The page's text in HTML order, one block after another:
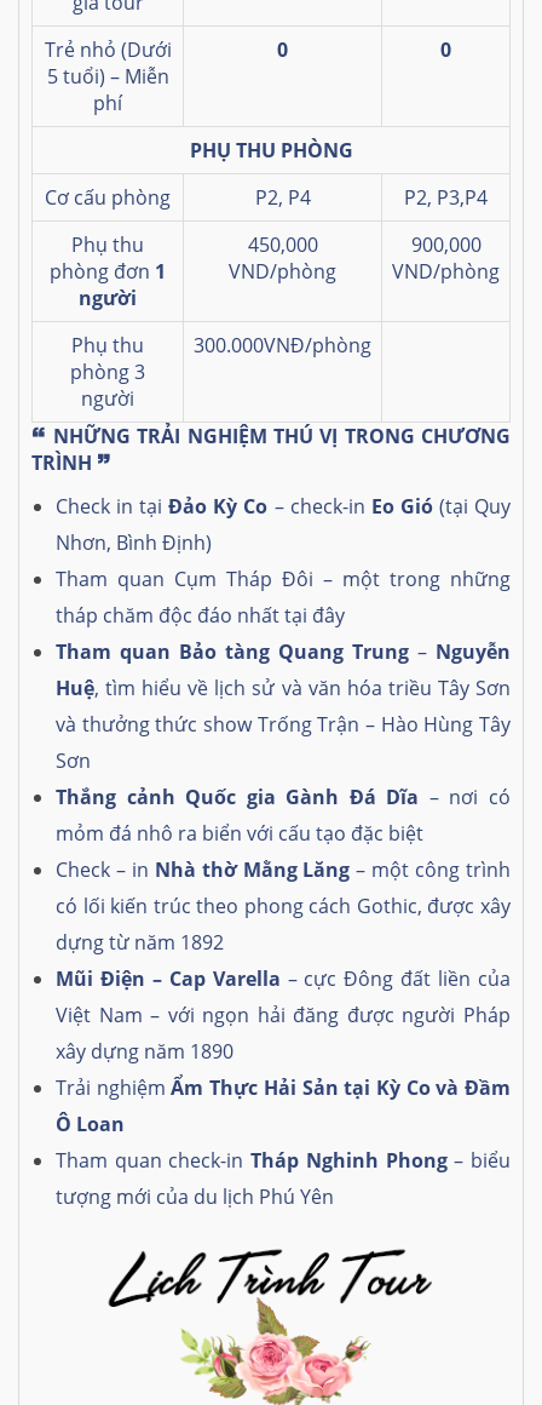
Trẻ nhỏ (Dưới
5 tuổi) – Miễn
phí
0 0
PHỤ THU PHÒNG
Cơ cấu phòng
P2, P4
P2, P3,P4
Phụ thu
phòng đơn 1
người
450,000
VND/phòng
900,000
VND/phòng
Phụ thu
phòng 3
người
300.000VNĐ/phòng
🙶 NHỮNG TRẢI NGHIỆM THÚ VỊ TRONG CHƯƠNG
TRÌNH 🙷
Check in tại Đảo Kỳ Co – check-in Eo Gió(tại Quy
Nhơn, Bình Định)
Tham quan Cụm Tháp Đôi – một trong những
tháp chăm độc đáo nhất tại đây
Tham quan Bảo tàng Quang Trung – Nguyễn
Huệ, tìm hiểu về lịch sử và văn hóa triều Tây Sơn
và thưởng thức show Trống Trận – Hào Hùng Tây
Sơn
Thắng cảnh Quốc gia Gành Đá Dĩa – nơi có
mỏm đá nhô ra biển với cấu tạo đặc biệt
Check – in Nhà thờ Mằng Lăng – một công trình
có lối kiến trúc theo phong cách Gothic, được xây
dựng từ năm 1892
Mũi Điện – Cap Varella – cực Đông đất liền của
Việt Nam – với ngọn hải đăng được người Pháp
xây dựng năm 1890
Trải nghiệmẨm Thực Hải Sản tại Kỳ Co và Đầm
Ô Loan
Tham quan check-inTháp Nghinh Phong– biểu
tượng mới của du lịch Phú Yên